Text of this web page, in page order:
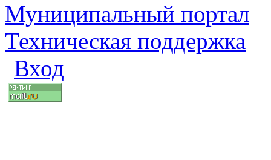
Муниципальный портал
Техническая поддержка
Вход